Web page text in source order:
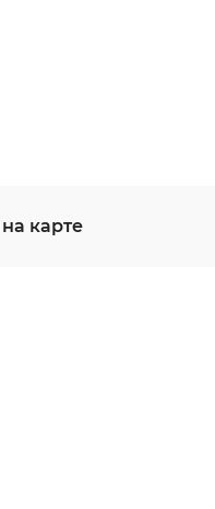
карте